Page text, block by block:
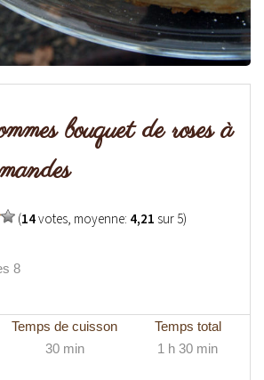
bouquet de roses à
(14votes, moyenne: 4,21 sur 5)
8
Temps de cuisson
30 min
Temps total
1 h 30 min